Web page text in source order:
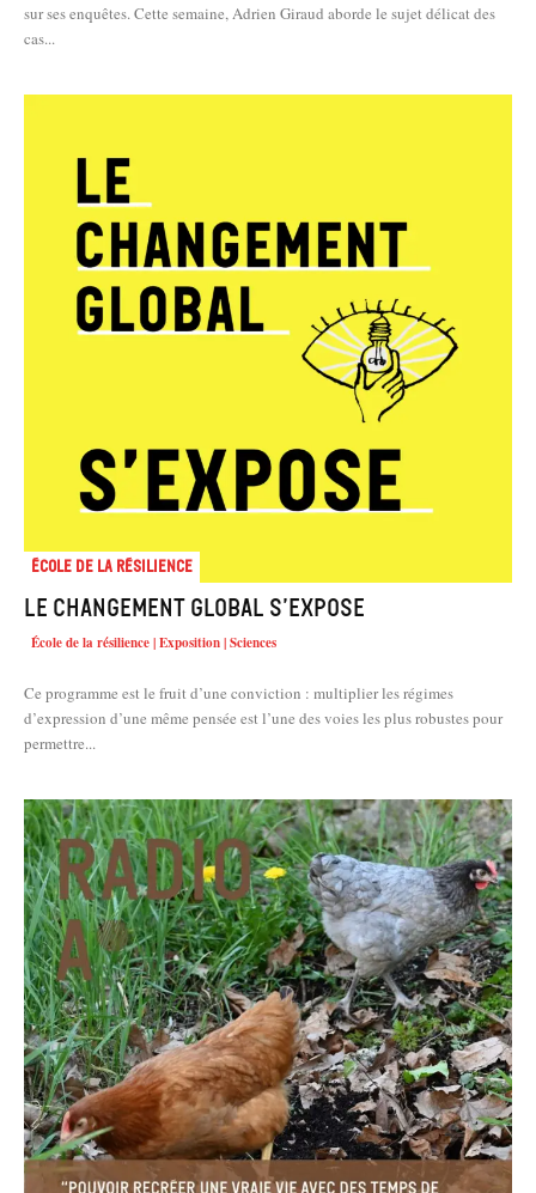
sur ses enquêtes. Cette semaine, Adrien Giraud aborde le sujet délicat des
cas...
École de la résilience
Le changement global s’expose
École de la résilience | Exposition | Sciences
Ce programme est le fruit d’une conviction : multiplier les régimes
d’expression d’une même pensée est l’une des voies les plus robustes pour
permettre...